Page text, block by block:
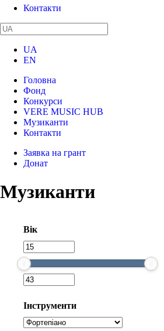
Контакти
UA
EN
Головна
Фонд
Конкурси
VERE MUSIC HUB
Музиканти
Контакти
Заявка на грант
Донат
Музиканти
Вік
Інструменти